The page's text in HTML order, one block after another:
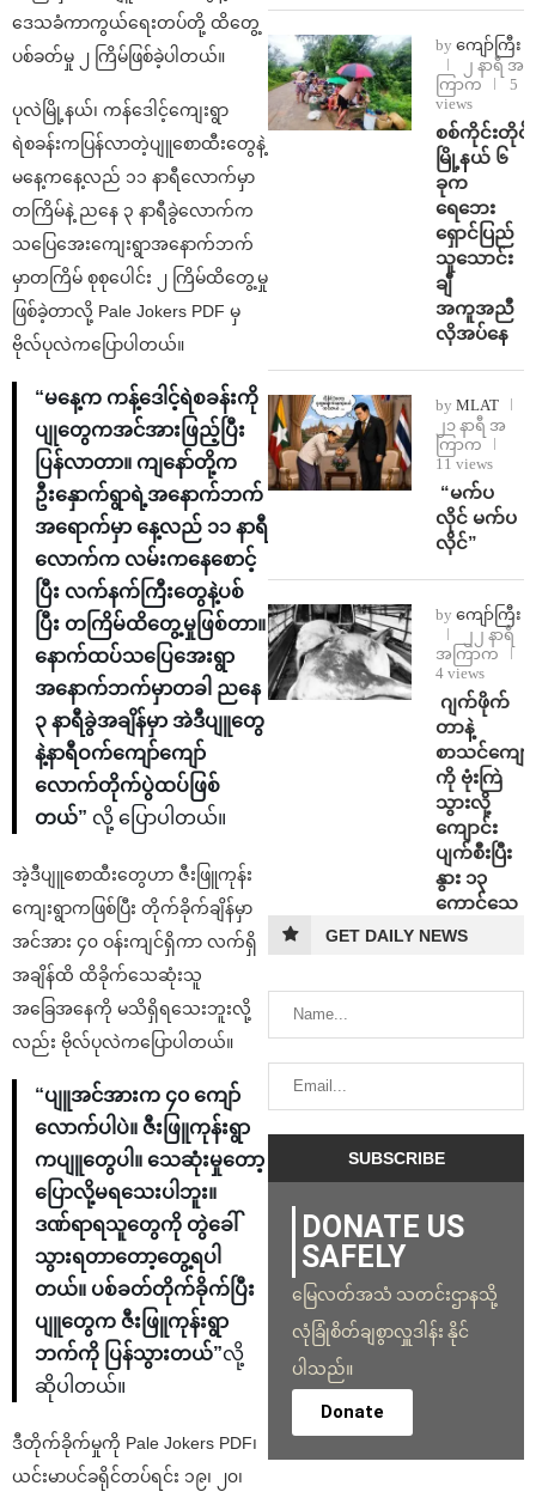
ဒေသခံကာကွယ်ရေးတပ်တို့ ထိတွေ့
ပစ်ခတ်မှု ၂ ကြိမ်ဖြစ်ခဲ့ပါတယ်။
ပုလဲမြို့နယ်၊ ကန်ဒေါင့်ကျေးရွာ
ရဲစခန်းကပြန်လာတဲ့ပျူစောထီးတွေနဲ့
မနေ့ကနေ့လည် ၁၁ နာရီလောက်မှာ
တကြိမ်နဲ့ ညနေ ၃ နာရီခွဲလောက်က
သပြေအေးကျေးရွာအနောက်ဘက်
မှာတကြိမ် စုစုပေါင်း ၂ ကြိမ်ထိတွေ့မှု
ဖြစ်ခဲ့တာလို့ Pale Jokers PDF မှ
ဗိုလ်ပုလဲကပြောပါတယ်။
“မနေ့က ကန့်ဒေါင့်ရဲစခန်းကို
ပျုတွေကအင်အားဖြည့်ပြီး
ပြန်လာတာ။ ကျနော်တို့က
ဦးနှောက်ရွာရဲ့အနောက်ဘက်
အရောက်မှာ နေ့လည် ၁၁ နာရီ
လောက်က လမ်းကနေစောင့်
ပြီး လက်နက်ကြီးတွေနဲ့ပစ်
ပြီး တကြိမ်ထိတွေ့မှုဖြစ်တာ။
နောက်ထပ်သပြေအေးရွာ
အနောက်ဘက်မှာတခါ ညနေ
၃ နာရီခွဲအချိန်မှာ အဲဒီပျူတွေ
နဲ့နာရီဝက်ကျော်ကျော်
လောက်တိုက်ပွဲထပ်ဖြစ်
တယ်” လို့ ပြောပါတယ်။
အဲ့ဒီပျူစောထီးတွေဟာ ဇီးဖြူကုန်း
ကျေးရွာကဖြစ်ပြီး တိုက်ခိုက်ချိန်မှာ
အင်အား ၄၀ ဝန်းကျင်ရှိကာ လက်ရှိ
အချိန်ထိ ထိခိုက်သေဆုံးသူ
အခြေအနေကို မသိရှိရသေးဘူးလို့
လည်း ဗိုလ်ပုလဲကပြောပါတယ်။
“ပျူအင်အားက ၄၀ ကျော်
လောက်ပါပဲ။ ဇီးဖြူကုန်းရွာ
ကပျူတွေပါ။ သေဆုံးမှုတော့
ပြောလို့မရသေးပါဘူး။
ဒဏ်ရာရသူတွေကို တွဲခေါ်
သွားရတာတော့တွေ့ရပါ
တယ်။ ပစ်ခတ်တိုက်ခိုက်ပြီး
ပျူတွေက ဇီးဖြူကုန်းရွာ
ဘက်ကို ပြန်သွားတယ်”လို့
ဆိုပါတယ်။
ဒီတိုက်ခိုက်မှုကို Pale Jokers PDF၊
ယင်းမာပင်ခရိုင်တပ်ရင်း ၁၉၊ ၂၀၊
by ကျော်ကြီး
၂ နာရီ အ
ကြာက
5
views
စစ်ကိုင်းတိုင်း
မြို့နယ် ၆
ခုက
ရေဘေး
ရှောင်ပြည်
သူသောင်း
ချီ
အကူအညီ
လိုအပ်နေ
by MLAT
၂၁ နာရီ အ
ကြာက
11 views
⁨ ⁨“မက်ပ
လိုင် မက်ပ
လိုင်”
by ကျော်ကြီး
၂၂ နာရီ
အကြာက
4 views
⁨⁩ ⁨ဂျက်ဖိုက်
တာနဲ့
စာသင်ကျော
ကို ဗုံးကြဲ
သွားလို့
ကျောင်း
ပျက်စီးပြီး
နွား ၁၃
ကောင်သေ
GET DAILY NEWS
DONATE US
SAFELY
မြေလတ်အသံ သတင်းဌာနသို့
လုံခြုံစိတ်ချစွာလှူဒါန်း နိုင်
ပါသည်။
Donate